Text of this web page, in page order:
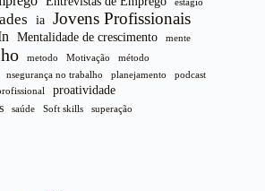
estagio
ia Jovens Profissionais
Mentalidade de crescimento mente
metodo Motivação método
nsegurança no trabalho planejamento
podcast
proatividade
saúde Soft skills superação